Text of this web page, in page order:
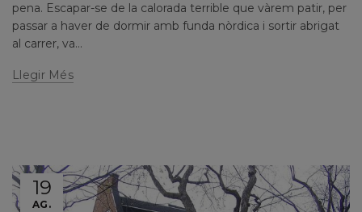
pena. Escapar-se de la calorada terrible que vàrem patir, per
passar a haver de dormir amb funda nòrdica i sortir abrigat
al carrer, va...
Llegir Més
19
AG.